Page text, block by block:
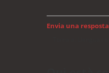
Envia una resposta